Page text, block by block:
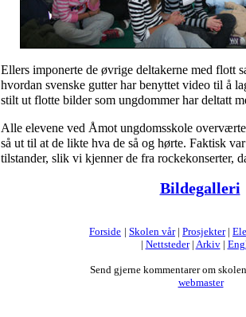
Ellers imponerte de øvrige deltakerne med flott
hvordan svenske gutter har benyttet video til å
stilt ut flotte bilder som ungdommer har deltatt
Alle elevene ved Åmot ungdomsskole
så ut til at de likte hva de så og hørte. Faktisk
tilstander, slik vi kjenner de fra rockekonserter,
Bildegalleri
Forside | Skolen vår| Prosjekter|
| Nettsteder| Arkiv|
Send gjerne kommentarer om
webmaster